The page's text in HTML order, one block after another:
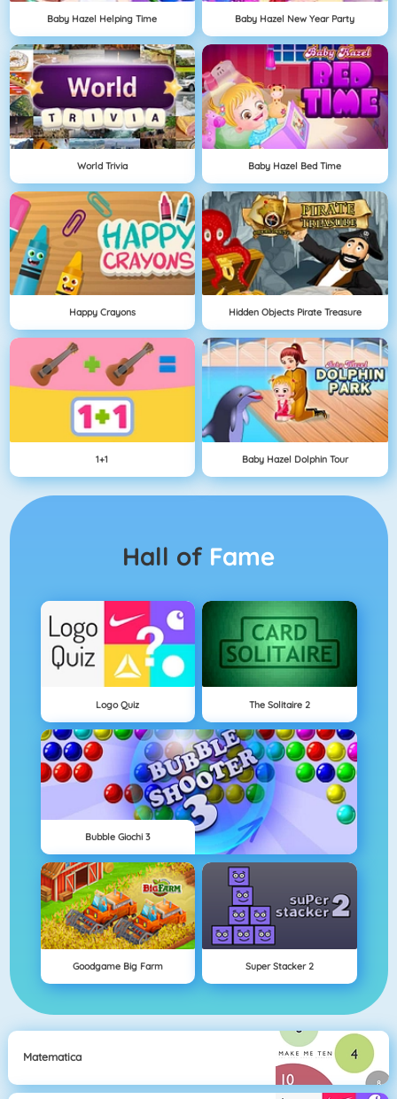
Baby Hazel Helping Time Baby Hazel New Year Party
World Trivia Baby Hazel Bed Time
Happy Crayons Hidden Objects Pirate Treasure
1+1 Baby Hazel Dolphin Tour
Hall of Fame
Logo Quiz The Solitaire 2
Bubble Giochi 3
Goodgame Big Farm Super Stacker 2
Matematica